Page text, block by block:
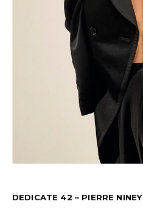
DEDICATE 42 – PIERRE NINEY